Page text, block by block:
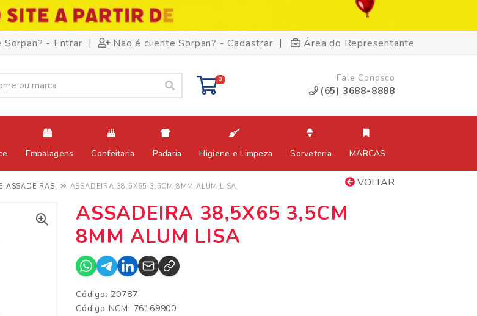
Sorpan? - Entrar | Não é cliente Sorpan? - Cadastrar | Área do Representante
0 Fale Conosco
(65) 3688-8888
Embalagens Confeitaria Padaria Higiene e Limpeza Sorveteria MARCAS
VOLTAR
ASSADEIRAS ASSADEIRA 38,5X65 3,5CM 8MM ALUM LISA
ASSADEIRA 38,5X65 3,5CM
8MM ALUM LISA
Código: 20787
Código NCM: 76169900